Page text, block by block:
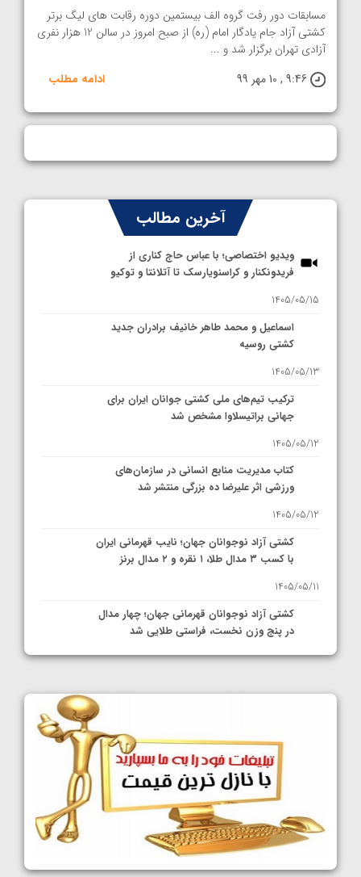
مسابقات دور رفت گروه الف بیستمین دوره رقابت های لیگ برتر
کشتی آزاد جام یادگار امام (ره) از صبح امروز در سالن 12 هزار نفری
آزادی تهران برگزار شد و ...
9:46 , 10 مهر 99
ادامه مطلب
آخرین مطالب
ویدیو اختصاصی؛ با عباس حاج کناری از
فریدونکنار و کراسنویارسک تا آتلانتا و توکیو
1405/05/15
اسماعیل و محمد طاهر خانیف برادران جدید
کشتی روسیه
1405/05/13
ترکیب تیم‌های ملی کشتی جوانان ایران برای
جهانی براتیسلاوا مشخص شد
1405/05/12
کتاب مدیریت منابع انسانی در سازمان‌های
ورزشی اثر علیرضا ده بزرگی منتشر شد
1405/05/12
کشتی آزاد نوجوانان جهان؛ نایب قهرمانی ایران
با کسب ۳ مدال طلا، ۱ نقره و ۲ مدال برنز
1405/05/11
کشتی آزاد نوجوانان قهرمانی جهان؛ چهار مدال
در پنج وزن نخست، فراستی طلایی شد
1405/05/11
کشتی آزاد نوجوانان جهان؛ رقبای نمایندگان
ایران مشخص شدند
1405/05/08
کشتی فرنگی نوجوانان جهان؛ سکوی تیمی
سوم برای ایران